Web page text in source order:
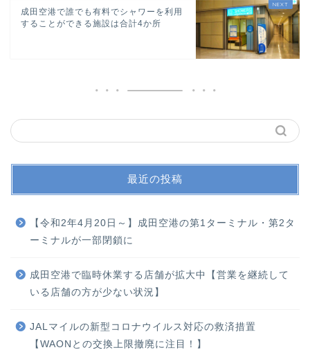
成田空港で誰でも有料でシャワーを利用
することができる施設は合計4か所
最近の投稿
【令和2年4月20日～】成田空港の第1ターミナル・第2タ
ーミナルが一部閉鎖に
成田空港で臨時休業する店舗が拡大中【営業を継続して
いる店舗の方が少ない状況】
JALマイルの新型コロナウイルス対応の救済措置
【WAONとの交換上限撤廃に注目！】